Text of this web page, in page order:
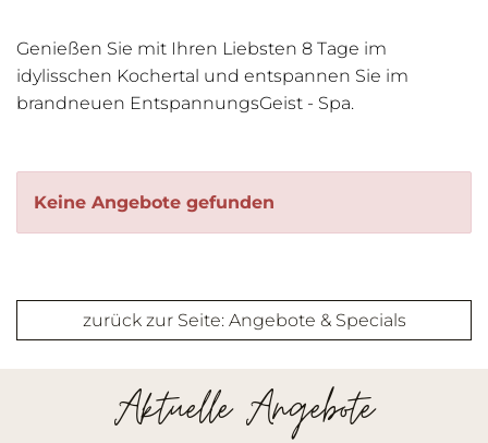
Genießen Sie mit Ihren Liebsten 8 Tage im
idylisschen Kochertal und entspannen Sie im
brandneuen EntspannungsGeist - Spa.
Keine Angebote gefunden
zurück zur Seite: Angebote & Specials
Aktuelle Angebote